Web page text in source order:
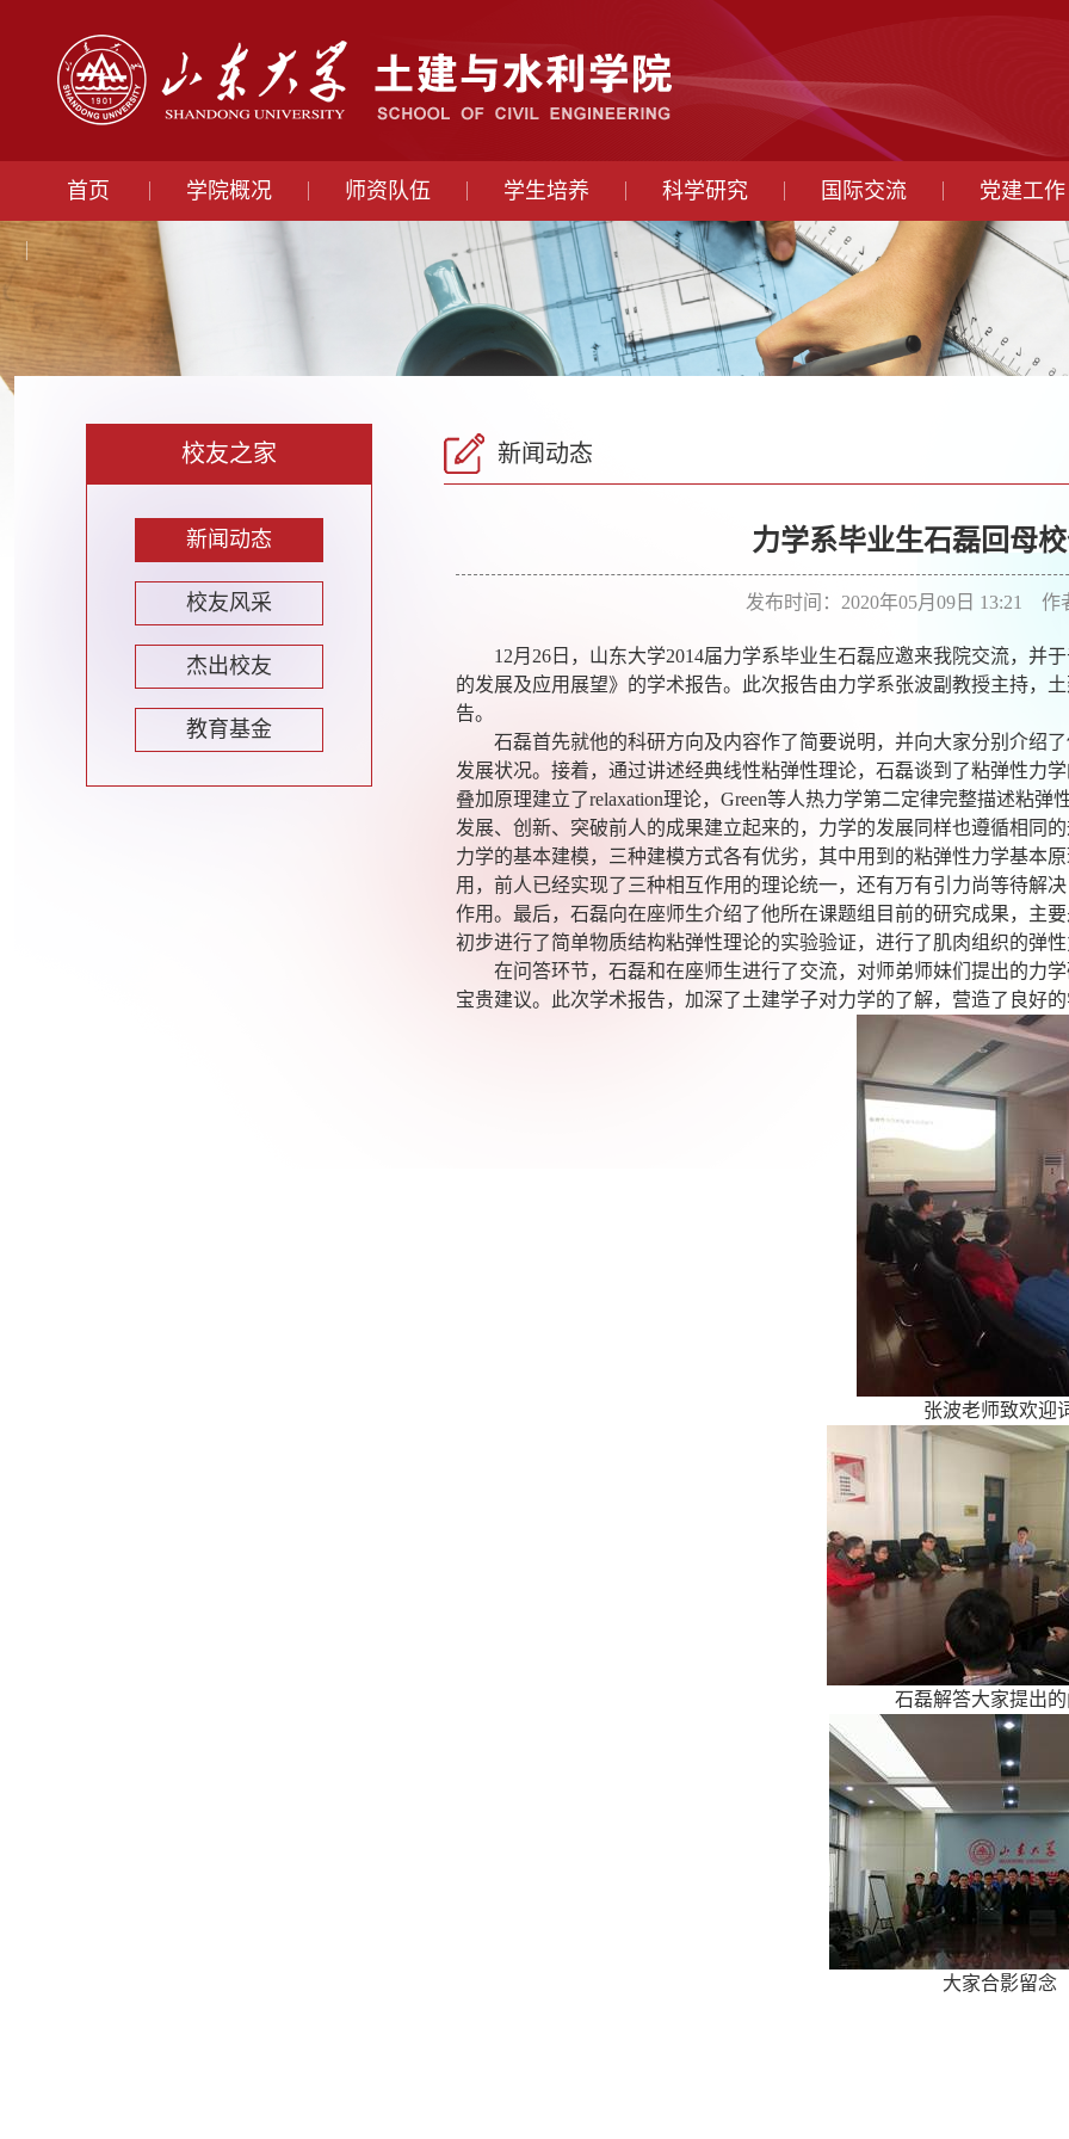
首页 学院概况 师资队伍 学生培养 科学研究 国际交流 党建工作
校友之家
新闻动态
校友风采
杰出校友
教育基金
新闻动态
力学系毕业生石磊回母
发布时间：2020年05月09日 13:21
12月 26 日，山东大学2014届力学系毕业生石磊应邀来我院交流，并
的发展及应用展望》的学术报告。此次报告由力学系张波副教授主持，
告。
石磊首先就他的科研方向及内容作了简要说明，并向大家分别介绍
发展状况。接着，通过讲述经典线性粘弹性理论，石磊谈到了粘弹性力
叠加原理建立了relaxation理论， Green等人热力学第二定律完整描述粘弹
发展、创新、突破前人的成果建立起来的，力学的发展同样也遵循相同
力学的基本建模，三种建模方式各有优劣，其中用到的粘弹性力学基本
用，前人已经实现了三种相互作用的理论统一，还有万有引力尚等待解
作用。最后，石磊向在座师生介绍了他所在课题组目前的研究成果，主
初步进行了简单物质结构粘弹性理论的实验验证，进行了肌肉组织的弹
在问答环节，石磊和在座师生进行了交流，对师弟师妹们提出的力
宝贵建议。此次学术报告，加深了土建学子对力学的了解，营造了良好
张波老师致欢迎
石磊解答大家提出
大家合影留念